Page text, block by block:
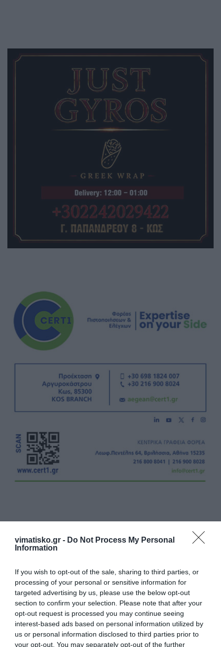
vimatisko.gr - Do Not Process My Personal
Information
If you wish to opt-out of the sale, sharing to third parties, or
processing of your personal or sensitive information for
targeted advertising by us, please use the below opt-out
section to confirm your selection. Please note that after your
opt-out request is processed you may continue seeing
interest-based ads based on personal information utilized by
us or personal information disclosed to third parties prior to
your opt-out. You may separately opt-out of the further
Η ανωνυμία είναι το καλύτερο κρησφύγετο δειλίας και
Σχόλια 0
Πρόσθεσε ένα σχόλιο